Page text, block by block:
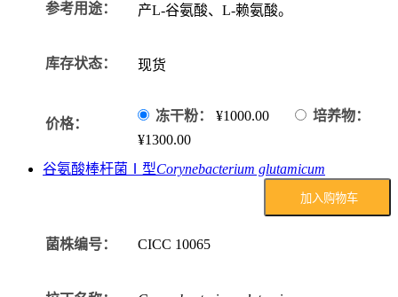
参考用途： 产L-谷氨酸、L-赖氨酸。
库存状态： 现货
价格：
冻干粉： ¥1000.00
培养物：
¥1300.00
谷氨酸棒杆菌Ⅰ型Corynebacterium glutamicum
加入购物车
菌株编号： CICC 10065